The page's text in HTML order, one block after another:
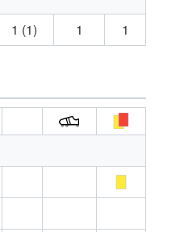
1 (1) 1 1